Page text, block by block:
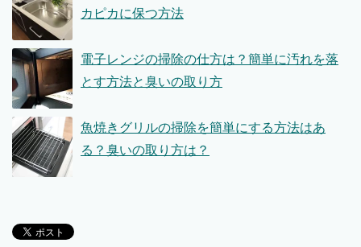
カピカに保つ方法
電子レンジの掃除の仕方は？簡単に汚れを落
とす方法と臭いの取り方
魚焼きグリルの掃除を簡単にする方法はあ
る？臭いの取り方は？